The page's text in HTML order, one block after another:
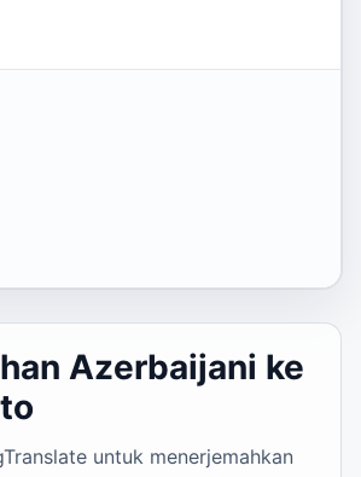
Azerbaijani ke
untuk menerjemahkan